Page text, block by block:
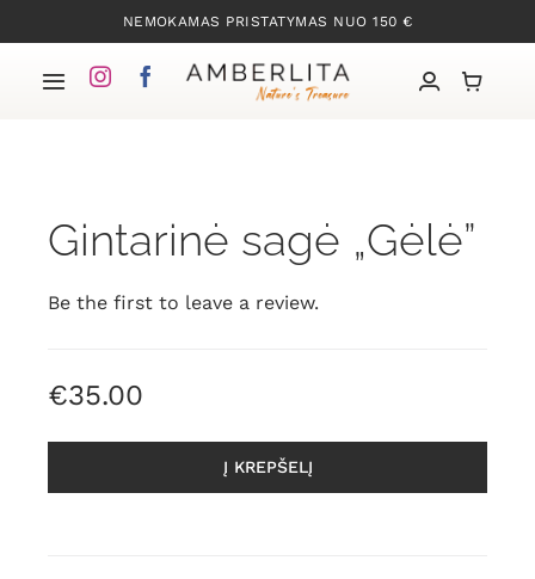
to
content
NEMOKAMAS PRISTATYMAS NUO 150 €
Toggle
Mūsų kolekcijos
Apie Gintarą
Kontaktai
Gintarinė sagė „Gėlė”
Be the first to leave a review.
€35.00
Į KREPŠELĮ